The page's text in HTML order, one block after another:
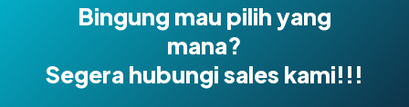
Bingung mau pilih yang
mana?
Segera hubungi sales kami!!!